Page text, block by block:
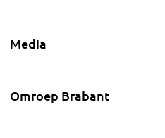
Media
Omroep Brabant